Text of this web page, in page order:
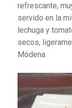
refrescante,
servido en la
lechuga y
secos,
Módena.